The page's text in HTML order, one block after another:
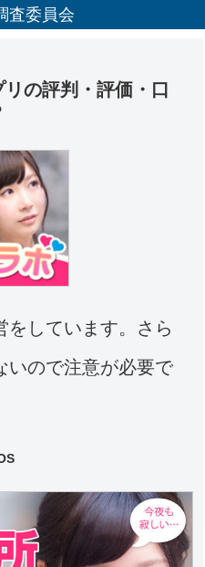
査委員会
リの評判・評価・口
をしています。さら
いので注意が必要で